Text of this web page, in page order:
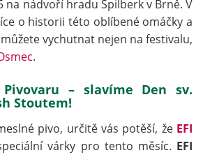
na nádvoří hradu Špilberk v Brně. V
o historii této oblíbené omáčky a
vychutnat nejen na festivalu,
.
– slavíme Den sv.
Stoutem!
pivo, určitě vás potěší, že EFI
várky pro tento měsíc. EFI